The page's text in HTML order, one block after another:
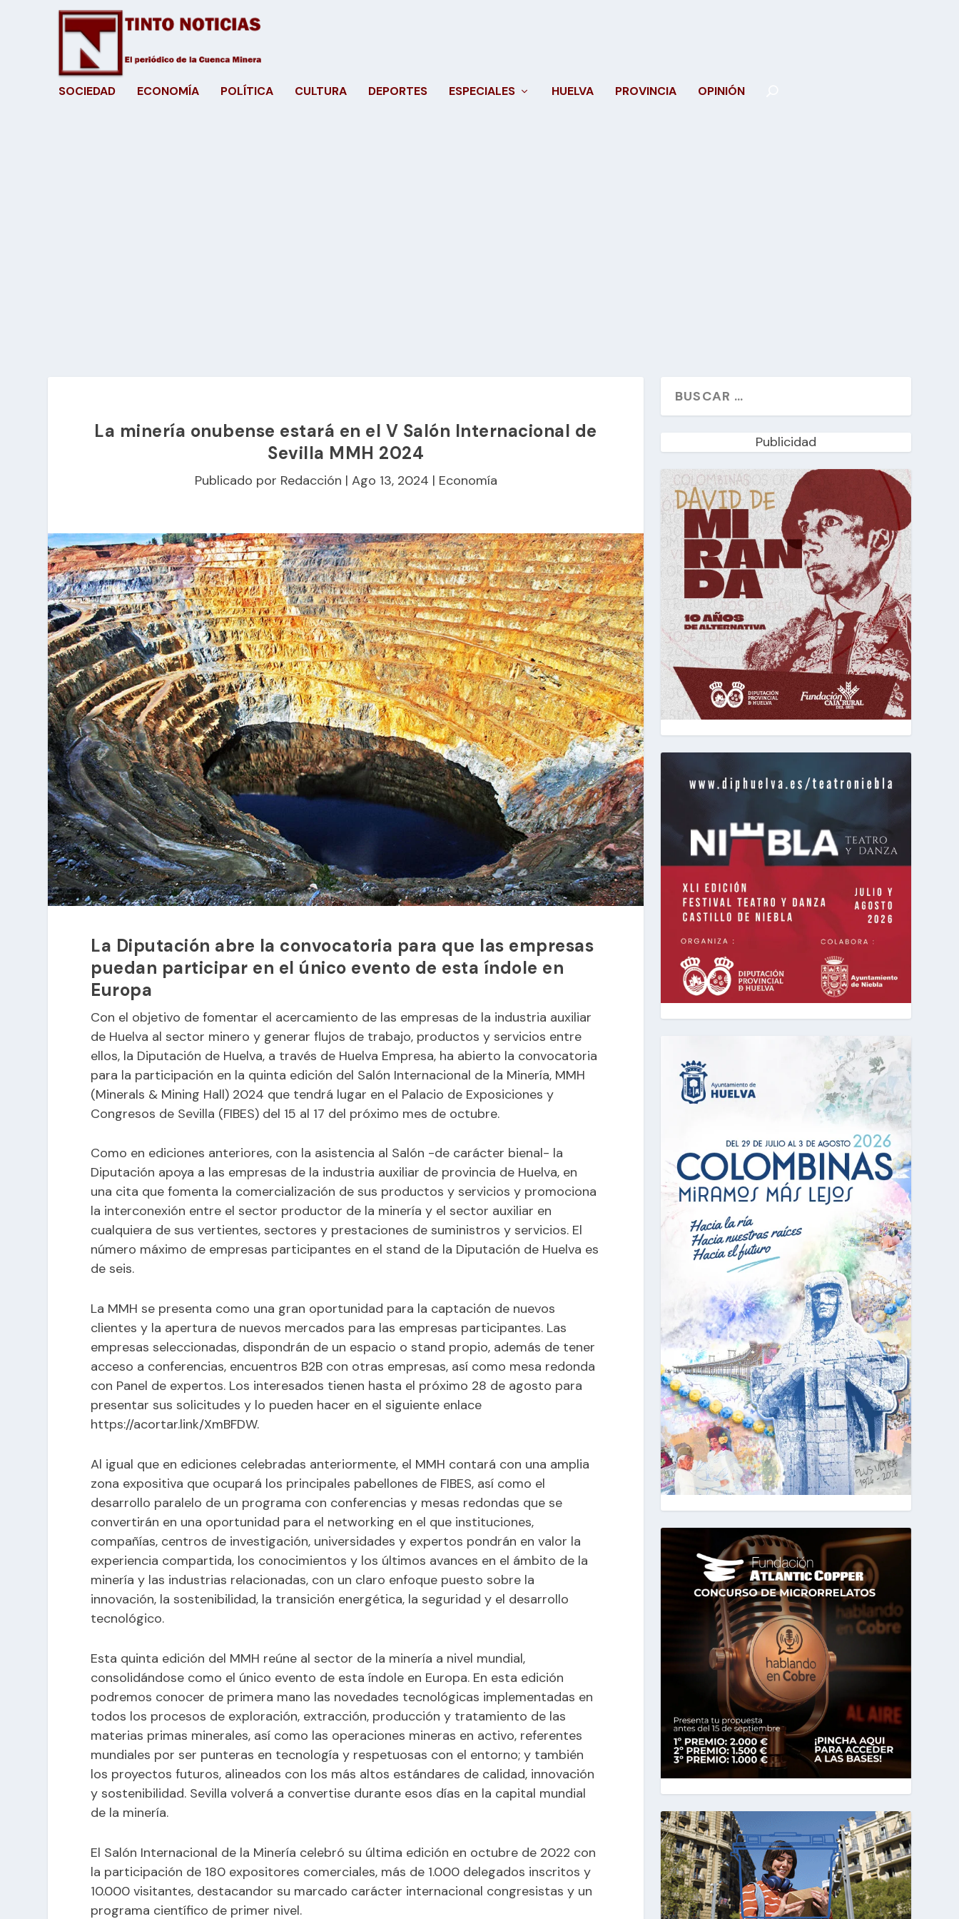
SOCIEDAD ECONOMÍA POLÍTICA CULTURA DEPORTES ESPECIALES HUELVA PROVINCIA OPINIÓN
La minería onubense estará en el V Salón Internacional de
Sevilla MMH 2024
Publicado por Redacción | Ago 13, 2024 | Economía
La Diputación abre la convocatoria para que las empresas
puedan participar en el único evento de esta índole en
Europa
Con el objetivo de fomentar el acercamiento de las empresas de la industria auxiliar
de Huelva al sector minero y generar flujos de trabajo, productos y servicios entre
ellos, la Diputación de Huelva, a través de Huelva Empresa, ha abierto la convocatoria
para la participación en la quinta edición del Salón Internacional de la Minería, MMH
(Minerals & Mining Hall) 2024 que tendrá lugar en el Palacio de Exposiciones y
Congresos de Sevilla (FIBES) del 15 al 17 del próximo mes de octubre.
Como en ediciones anteriores, con la asistencia al Salón -de carácter bienal- la
Diputación apoya a las empresas de la industria auxiliar de provincia de Huelva, en
una cita que fomenta la comercialización de sus productos y servicios y promociona
la interconexión entre el sector productor de la minería y el sector auxiliar en
cualquiera de sus vertientes, sectores y prestaciones de suministros y servicios. El
número máximo de empresas participantes en el stand de la Diputación de Huelva es
de seis.
La MMH se presenta como una gran oportunidad para la captación de nuevos
clientes y la apertura de nuevos mercados para las empresas participantes. Las
empresas seleccionadas, dispondrán de un espacio o stand propio, además de tener
acceso a conferencias, encuentros B2B con otras empresas, así como mesa redonda
con Panel de expertos. Los interesados tienen hasta el próximo 28 de agosto para
presentar sus solicitudes y lo pueden hacer en el siguiente enlace
https://acortar.link/XmBFDW.
Al igual que en ediciones celebradas anteriormente, el MMH contará con una amplia
zona expositiva que ocupará los principales pabellones de FIBES, así como el
desarrollo paralelo de un programa con conferencias y mesas redondas que se
convertirán en una oportunidad para el networking en el que instituciones,
compañías, centros de investigación, universidades y expertos pondrán en valor la
experiencia compartida, los conocimientos y los últimos avances en el ámbito de la
minería y las industrias relacionadas, con un claro enfoque puesto sobre la
innovación, la sostenibilidad, la transición energética, la seguridad y el desarrollo
tecnológico.
Esta quinta edición del MMH reúne al sector de la minería a nivel mundial,
consolidándose como el único evento de esta índole en Europa. En esta edición
podremos conocer de primera mano las novedades tecnológicas implementadas en
todos los procesos de exploración, extracción, producción y tratamiento de las
materias primas minerales, así como las operaciones mineras en activo, referentes
mundiales por ser punteras en tecnología y respetuosas con el entorno; y también
los proyectos futuros, alineados con los más altos estándares de calidad, innovación
y sostenibilidad. Sevilla volverá a convertise durante esos días en la capital mundial
de la minería.
El Salón Internacional de la Minería celebró su última edición en octubre de 2022 con
la participación de 180 expositores comerciales, más de 1.000 delegados inscritos y
10.000 visitantes, destacandor su marcado carácter internacional congresistas y un
programa científico de primer nivel.
Publicidad